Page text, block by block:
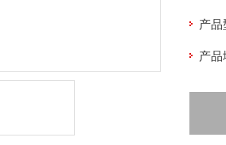
产品
产品